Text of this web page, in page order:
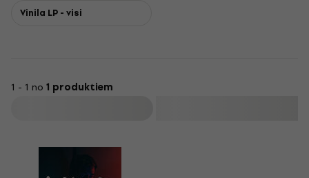
Vinila LP - visi
1 - 1 no 1 produktiem